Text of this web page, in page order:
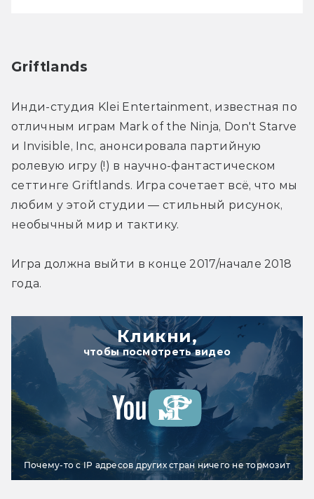
Griftlands
Инди-студия Klei Entertainment, известная по
отличным играм Mark of the Ninja, Don't Starve
и Invisible, Inc, анонсировала партийную
ролевую игру (!) в научно-фантастическом
сеттинге Griftlands. Игра сочетает всё, что мы
любим у этой студии — стильный рисунок,
необычный мир и тактику.
Игра должна выйти в конце 2017/начале 2018
года.
Кликни,
чтобы посмотреть видео
Почему-то с IP адресов других стран ничего не тормозит